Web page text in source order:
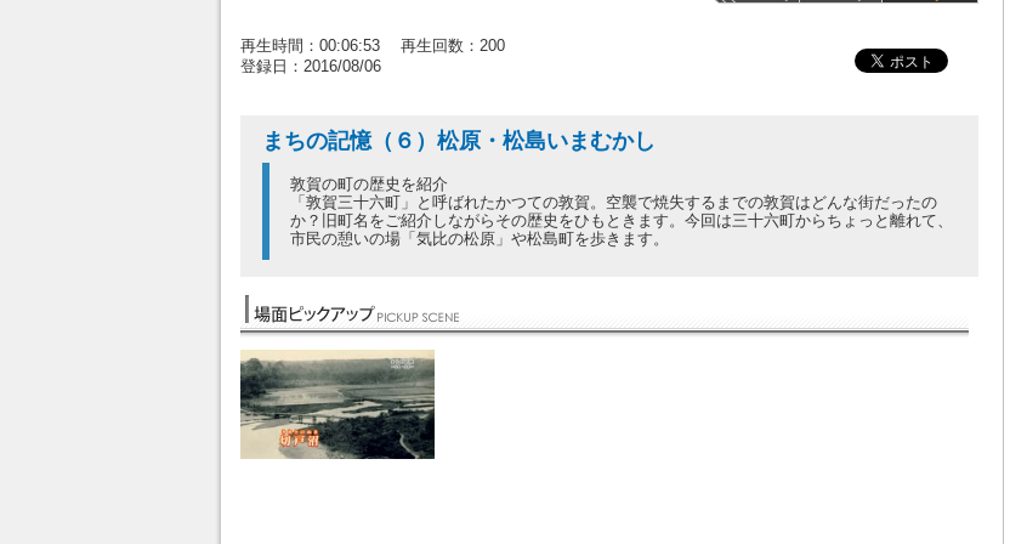
再生時間：00:06:53 再生回数：200
登録日：2016/08/06
まちの記憶（６）松原・松島いまむかし
敦賀の町の歴史を紹介
「敦賀三十六町」と呼ばれたかつての敦賀。空襲で焼失するまでの敦賀はどんな街だったの
か？旧町名をご紹介しながらその歴史をひもときます。今回は三十六町からちょっと離れて、
市民の憩いの場「気比の松原」や松島町を歩きます。